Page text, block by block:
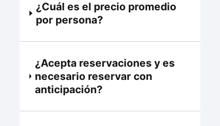
¿Cuál es el precio promedio
por persona?
¿Acepta reservaciones y es
necesario reservar con
anticipación?